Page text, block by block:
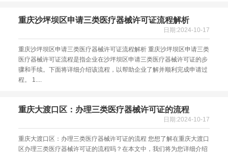
重庆沙坪坝区申请三类医疗器械许可证流程解析
日期:2024-10-17
重庆沙坪坝区申请三类医疗器械许可证流程解析 重庆沙坪坝区申请三类
医疗器械许可证流程是指企业在沙坪坝区申请三类医疗器械许可证的步
骤和手续。下面将详细介绍该流程，以帮助企业了解并顺利完成申请过
程。 1....
重庆大渡口区：办理三类医疗器械许可证的流程
日期:2024-10-17
重庆大渡口区：办理三类医疗器械许可证的流程 您想了解在重庆大渡口
区办理三类医疗器械许可证的流程吗？在本文中，我们将为您详细介绍